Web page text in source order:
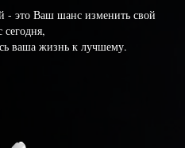
это Ваш шанс изменить свой
сегодня,
ваша жизнь к лучшему.